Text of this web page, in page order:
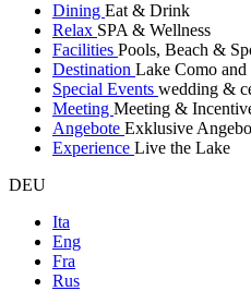
Dining Eat & Drink
Relax SPA & Wellness
Facilities Pools, Beach &
Destination Lake Como
Special Events wedding &
Meeting Meeting &
Angebote Exklusive
Experience Live the Lake
DEU
Ita
Eng
Fra
Rus